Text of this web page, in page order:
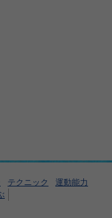
テクニック
運動能力